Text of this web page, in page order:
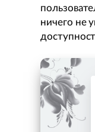
ничего не